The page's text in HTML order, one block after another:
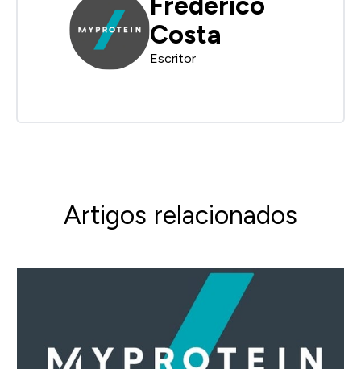
Costa
Escritor
Artigos relacionados